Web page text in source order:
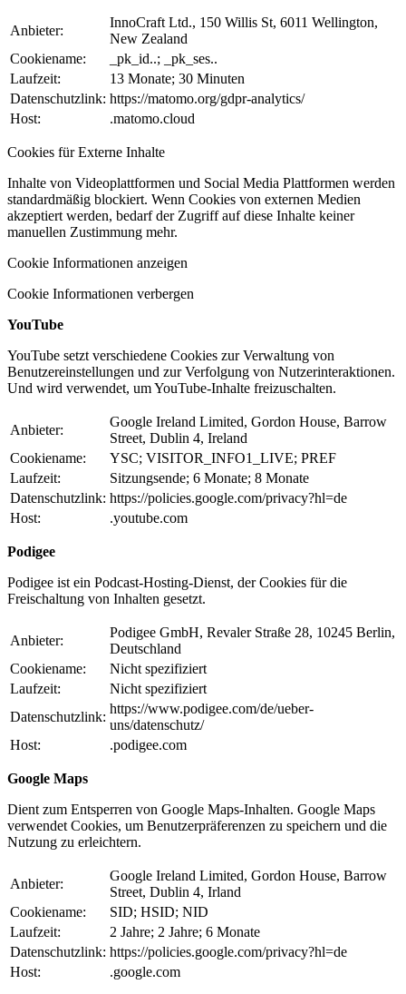
Anbieter:
InnoCraft Ltd., 150 Willis St, 6011 Wellington,
New Zealand
Cookiename:
_pk_id..; _pk_ses..
Laufzeit:
13 Monate; 30 Minuten
Datenschutzlink: https://matomo.org/gdpr-analytics/
Host:
.matomo.cloud
Cookies für Externe Inhalte
Inhalte von Videoplattformen und Social Media Plattformen werden
standardmäßig blockiert. Wenn Cookies von externen Medien
akzeptiert werden, bedarf der Zugriff auf diese Inhalte keiner
manuellen Zustimmung mehr.
Cookie Informationen anzeigen
Cookie Informationen verbergen
YouTube
YouTube setzt verschiedene Cookies zur Verwaltung von
Benutzereinstellungen und zur Verfolgung von Nutzerinteraktionen.
Und wird verwendet, um YouTube-Inhalte freizuschalten.
Anbieter:
Google Ireland Limited, Gordon House, Barrow
Street, Dublin 4, Ireland
Cookiename:
YSC; VISITOR_INFO1_LIVE; PREF
Laufzeit:
Sitzungsende; 6 Monate; 8 Monate
Datenschutzlink: https://policies.google.com/privacy?hl=de
Host:
.youtube.com
Podigee
Podigee ist ein Podcast-Hosting-Dienst, der Cookies für die
Freischaltung von Inhalten gesetzt.
Anbieter:
Podigee GmbH, Revaler Straße 28, 10245 Berlin,
Deutschland
Cookiename:
Nicht spezifiziert
Laufzeit:
Nicht spezifiziert
Datenschutzlink:
https://www.podigee.com/de/ueber-
uns/datenschutz/
Host:
.podigee.com
Google Maps
Dient zum Entsperren von Google Maps-Inhalten. Google Maps
verwendet Cookies, um Benutzerpräferenzen zu speichern und die
Nutzung zu erleichtern.
Anbieter:
Google Ireland Limited, Gordon House, Barrow
Street, Dublin 4, Irland
Cookiename:
SID; HSID; NID
Laufzeit:
2 Jahre; 2 Jahre; 6 Monate
Datenschutzlink: https://policies.google.com/privacy?hl=de
Host:
.google.com